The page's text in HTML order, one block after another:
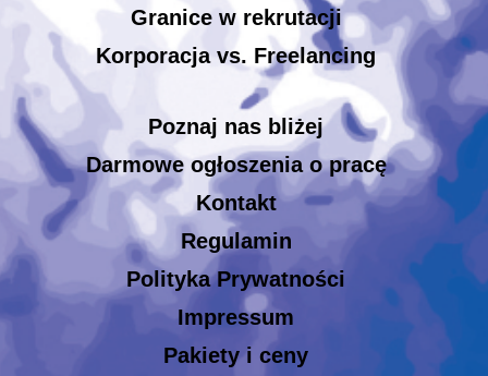
Granice w rekrutacji
Korporacja vs. Freelancing
Poznaj nas bliżej
Darmowe ogłoszenia o pracę
Kontakt
Regulamin
Polityka Prywatności
Impressum
Pakiety i ceny